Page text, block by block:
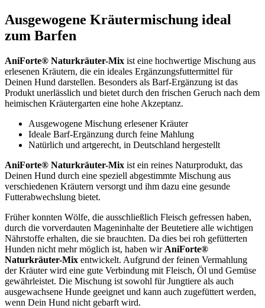
Ausgewogene Kräutermischung ideal
zum Barfen
AniForte® Naturkräuter-Mix ist eine hochwertige Mischung aus
erlesenen Kräutern, die ein ideales Ergänzungsfuttermittel für
Deinen Hund darstellen. Besonders als Barf-Ergänzung ist das
Produkt unerlässlich und bietet durch den frischen Geruch nach dem
heimischen Kräutergarten eine hohe Akzeptanz.
Ausgewogene Mischung erlesener Kräuter
Ideale Barf-Ergänzung durch feine Mahlung
Natürlich und artgerecht, in Deutschland hergestellt
AniForte® Naturkräuter-Mix ist ein reines Naturprodukt, das
Deinen Hund durch eine speziell abgestimmte Mischung aus
verschiedenen Kräutern versorgt und ihm dazu eine gesunde
Futterabwechslung bietet.
Früher konnten Wölfe, die ausschließlich Fleisch gefressen haben,
durch die vorverdauten Mageninhalte der Beutetiere alle wichtigen
Nährstoffe erhalten, die sie brauchten. Da dies bei roh gefütterten
Hunden nicht mehr möglich ist, haben wir AniForte®
Naturkräuter-Mix entwickelt. Aufgrund der feinen Vermahlung
der Kräuter wird eine gute Verbindung mit Fleisch, Öl und Gemüse
gewährleistet. Die Mischung ist sowohl für Jungtiere als auch
ausgewachsene Hunde geeignet und kann auch zugefüttert werden,
wenn Dein Hund nicht gebarft wird.